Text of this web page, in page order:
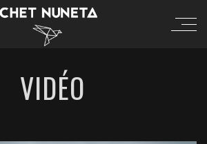
VIDÉO